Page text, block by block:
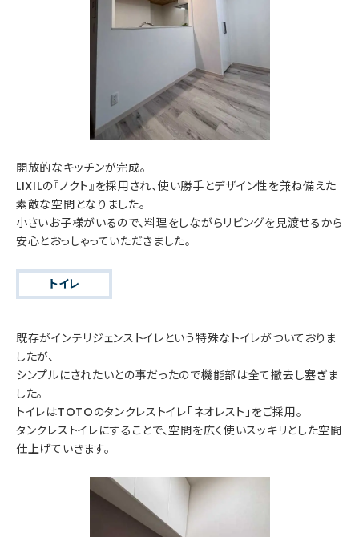
開放的なキッチンが完成。
LIXILの『ノクト』を採用され、使い勝手とデザイン性を兼ね備えた
素敵な空間となりました。
小さいお子様がいるので、料理をしながらリビングを見渡せるから
安心とおっしゃっていただきました。
トイレ
既存がインテリジェンストイレという特殊なトイレがついておりま
したが、
シンプルにされたいとの事だったので機能部は全て撤去し塞ぎま
した。
トイレはTOTOのタンクレストイレ「ネオレスト」をご採用。
タンクレストイレにすることで、空間を広く使いスッキリとした空間
仕上げていきます。